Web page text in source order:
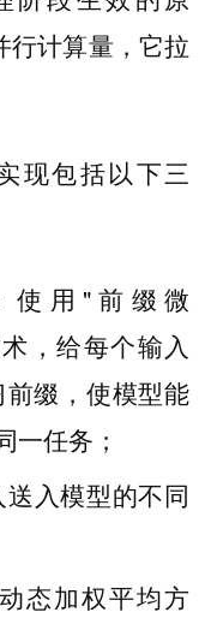
行计算量，它拉
现包括以下三
使用"前缀微
，给每个输入
缀，使模型能
一任务；
入模型的不同
态加权平均方